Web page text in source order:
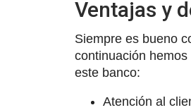
Ventajas y
Siempre es bueno
continuación
este banco:
Atención al